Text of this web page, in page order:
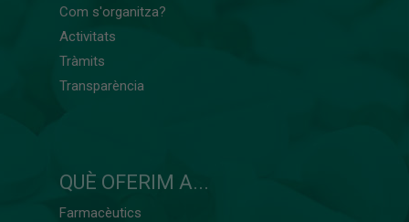
Com s'organitza?
Activitats
Tràmits
Transparència
QUÈ OFERIM A...
Farmacèutics